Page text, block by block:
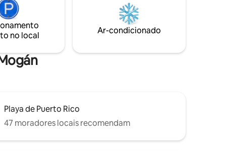
possa
os hóspedes mais exigentes. Número do
registro: VV-35-1-0019610
no local
Ar-condicionado
Playa de Puerto Rico
47 moradores locais recomendam